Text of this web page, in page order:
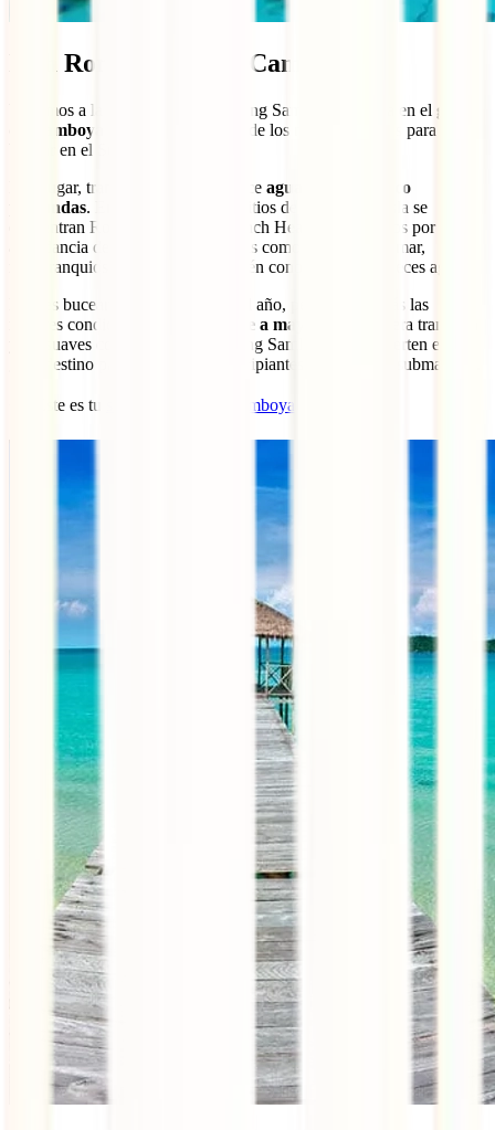
Koh Rong Samloem, Camboya
Viajamos a la bella isla de Koh Rong Samloem, situada en el golfo
de Camboya
, para encontrar otro de los mejores lugares para
bucear en el Sudeste Asiático.
Este lugar, tranquilo y virgen, ofrece aguas claras y poco
profundas. Entre los principales sitios de buceo de la isla se
encuentran Rocky Bay y Nudibranch Heaven, conocidos por la
abundancia de especies tan curiosas como caballitos de mar,
nudibranquios y peces pipa (también conocidos como peces aguja).
Puedes bucear aquí durante todo el año, pero encontrarás las
mejores condiciones de
noviembre a mayo
. La atmósfera tranquila
y las suaves corrientes de Koh Rong Samloem lo convierten en un
gran destino para buceadores principiantes y fotógrafos submarinos.
🐟 Este es tu seguro de viaje a Camboya